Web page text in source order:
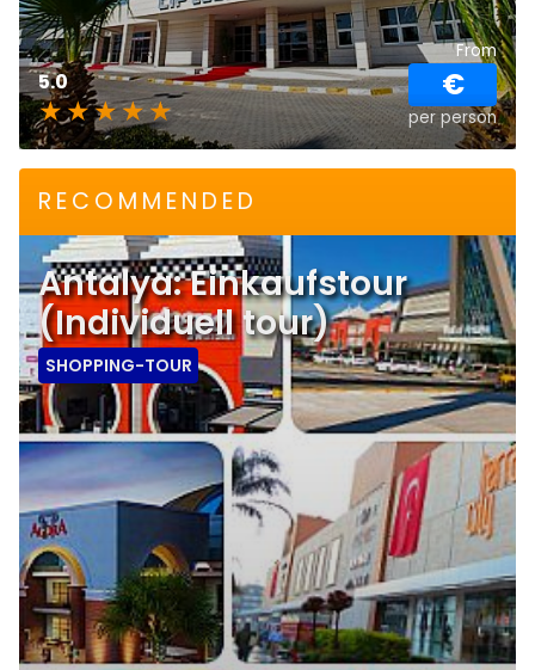
5.0
From
€
per person
RECOMMENDED
Antalya: Einkaufstour
(Individuell tour)
SHOPPING-TOUR